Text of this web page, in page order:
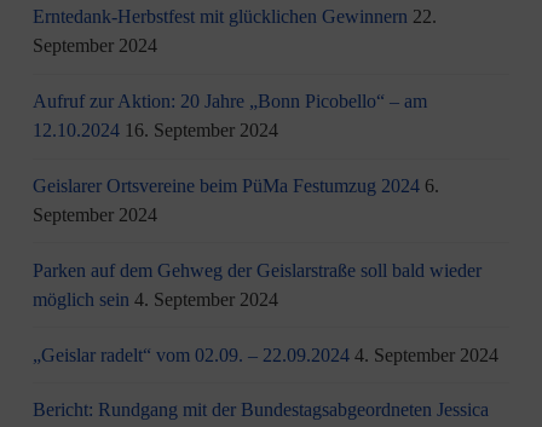
Erntedank-Herbstfest mit glücklichen Gewinnern 22.
September 2024
Aufruf zur Aktion: 20 Jahre „Bonn Picobello“ – am
12.10.2024 16. September 2024
Geislarer Ortsvereine beim PüMa Festumzug 2024 6.
September 2024
Parken auf dem Gehweg der Geislarstraße soll bald wieder
möglich sein 4. September 2024
„Geislar radelt“ vom 02.09. – 22.09.2024 4. September 2024
Bericht: Rundgang mit der Bundestagsabgeordneten Jessica